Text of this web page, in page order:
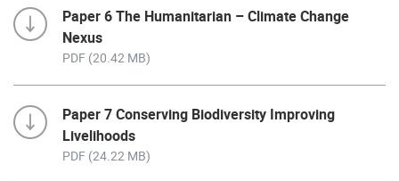
Paper 6 The Humanitarian – Climate Change
Nexus
PDF (20.42 MB)
Paper 7 Conserving Biodiversity Improving
Livelihoods
PDF (24.22 MB)